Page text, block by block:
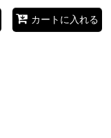
カートに入れる